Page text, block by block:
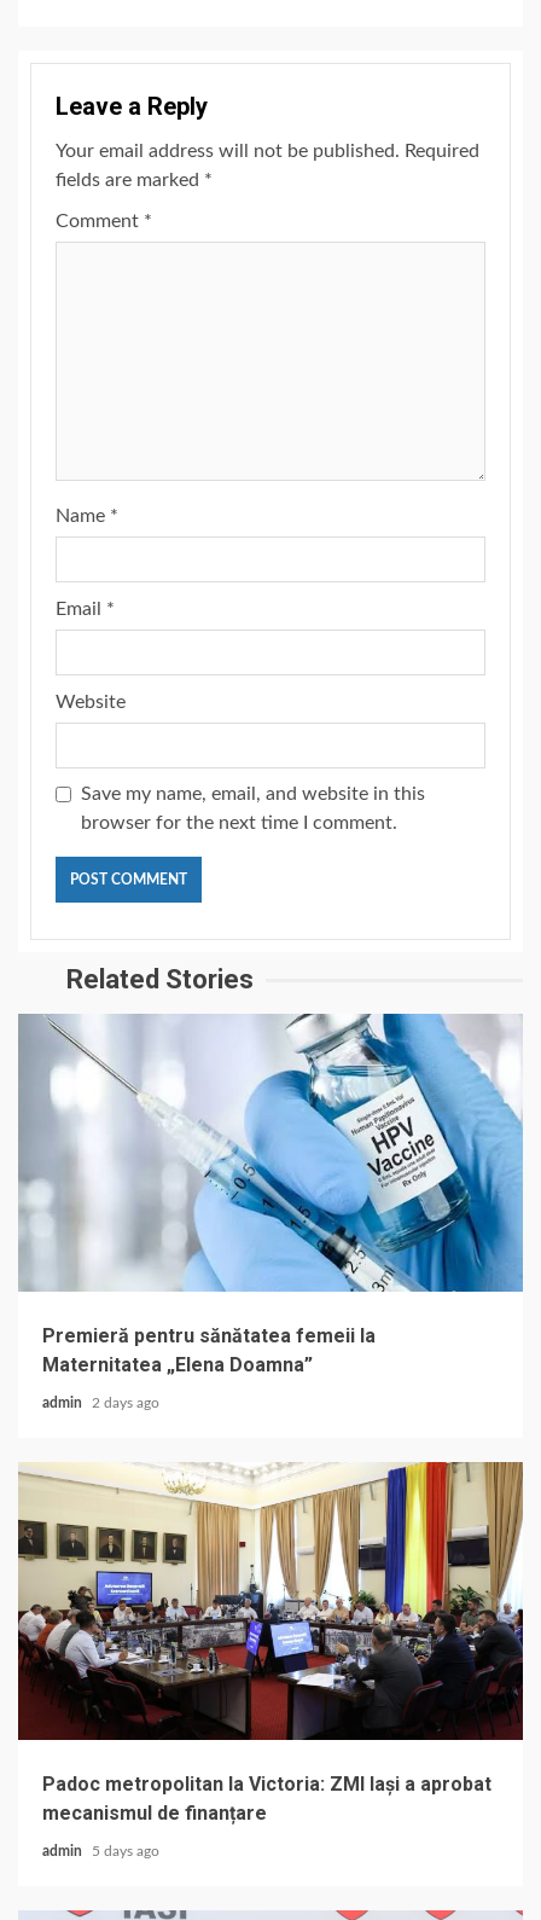
Leave a Reply
Your email address will not be published. Required
fields are marked *
Comment *
Name *
Email *
Website
Save my name, email, and website in this
browser for the next time I comment.
Related Stories
Premieră pentru sănătatea femeii la
Maternitatea „Elena Doamna”
admin 2 days ago
Padoc metropolitan la Victoria: ZMI Iași a aprobat
mecanismul de finanțare
admin 5 days ago